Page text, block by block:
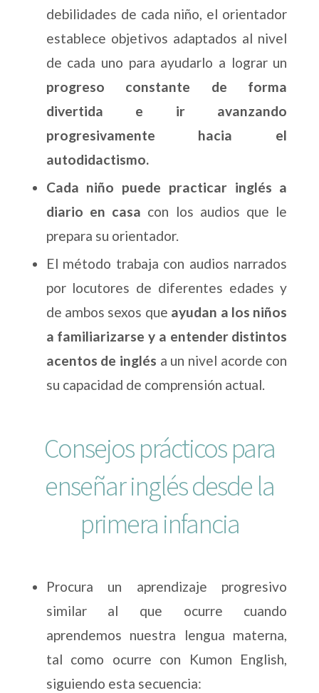
debilidades de cada niño, el orientador
establece objetivos adaptados al nivel
de cada uno para ayudarlo a lograr un
progreso constante de forma
divertida e ir avanzando
progresivamente hacia el
autodidactismo.
Cada niño puede practicar inglés a
diario en casa con los audios que le
prepara su orientador.
El método trabaja con audios narrados
por locutores de diferentes edades y
de ambos sexos que ayudan a los niños
a familiarizarse y a entender distintos
acentos de inglés a un nivel acorde con
su capacidad de comprensión actual.
Consejos prácticos para
enseñar inglés desde la
primera infancia
Procura un aprendizaje progresivo
similar al que ocurre cuando
aprendemos nuestra lengua materna,
tal como ocurre con Kumon English,
siguiendo esta secuencia: